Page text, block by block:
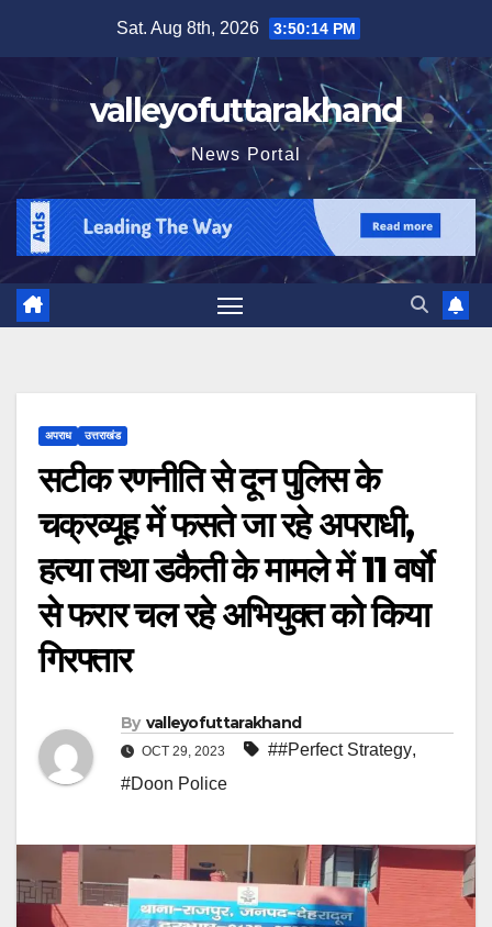
content
Sat. Aug 8th, 2026 3:50:16 PM
valleyofuttarakhand
News Portal
अपराध उत्तराखंड
सटीक रणनीति से दून पुलिस के
चक्रव्यूह में फसते जा रहे अपराधी,
हत्या तथा डकैती के मामले में 11 वर्षाे
से फरार चल रहे अभियुक्त को किया
गिरफ्तार
By valleyofuttarakhand
OCT 29, 2023 ##Perfect Strategy,
#Doon Police